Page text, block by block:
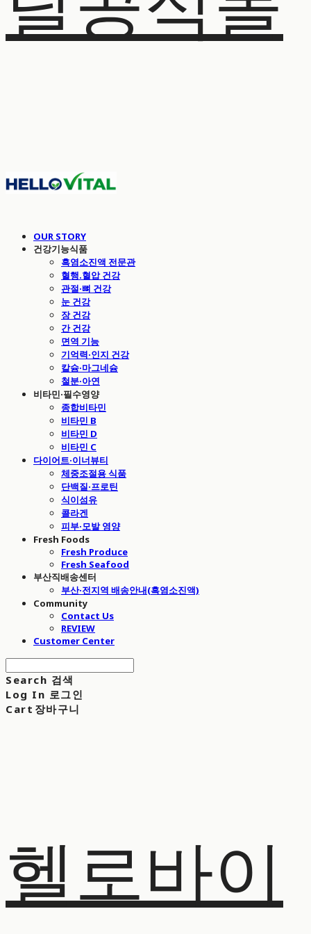
OUR STORY
건강기능식품
흑염소진액 전문관
혈행.혈압 건강
관절·뼈 건강
눈 건강
장 건강
간 건강
면역 기능
기억력·인지 건강
칼슘·마그네슘
철분·아연
비타민·필수영양
종합비타민
비타민 B
비타민 D
비타민 C
다이어트·이너뷰티
체중조절용 식품
단백질·프로틴
식이섬유
콜라겐
피부·모발 영양
Fresh Foods
Fresh Produce
Fresh Seafood
부산직배송센터
부산·전지역 배송안내(흑염소진액)
Community
Contact Us
REVIEW
Customer Center
Search 검색
Log In 로그인
Cart 장바구니
헬로바이